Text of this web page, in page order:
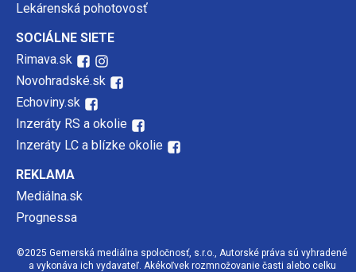
Lekárenská pohotovosť
SOCIÁLNE SIETE
Rimava.sk
Novohradské.sk
Echoviny.sk
Inzeráty RS a okolie
Inzeráty LC a blízke okolie
REKLAMA
Mediálna.sk
Prognessa
©2025 Gemerská mediálna spoločnosť, s.r.o., Autorské práva sú vyhradené
a vykonáva ich vydavateľ. Akékoľvek rozmnožovanie časti alebo celku